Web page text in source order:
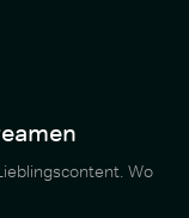
Wo